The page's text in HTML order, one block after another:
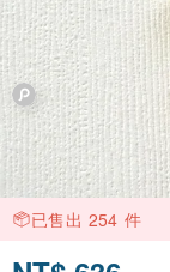
已售出 254 件